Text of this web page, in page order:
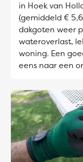
in Hoek van
(gemiddeld €
dakgoten weer
wateroverlast,
woning. Een
eens naar een